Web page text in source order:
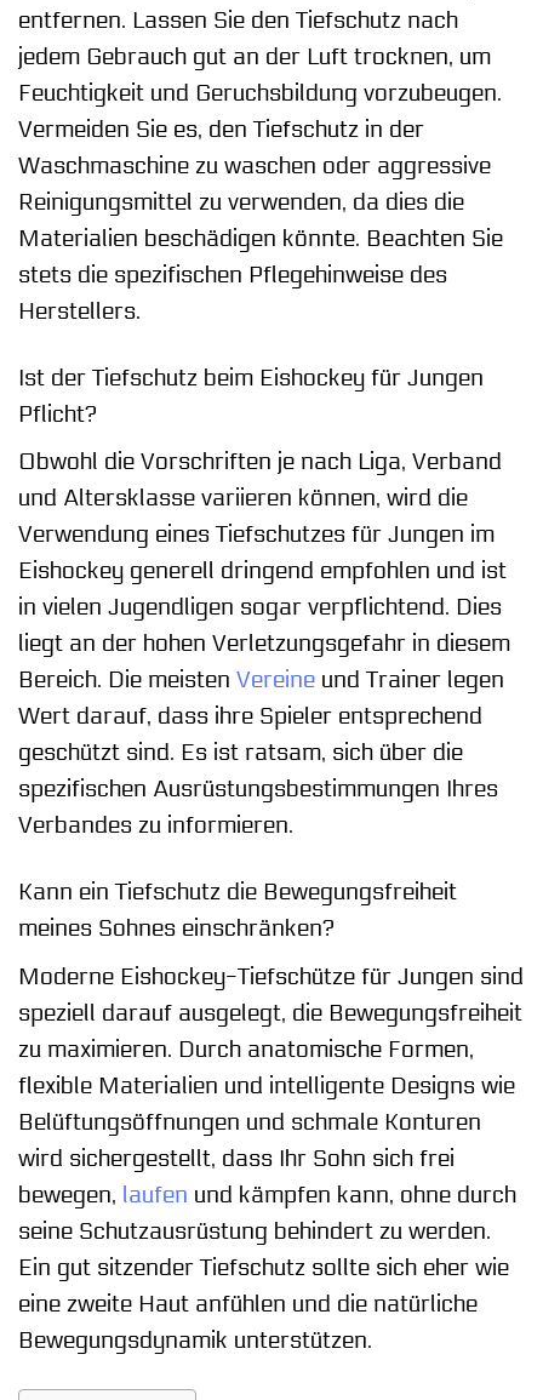
entfernen. Lassen Sie den Tiefschutz nach
jedem Gebrauch gut an der Luft trocknen, um
Feuchtigkeit und Geruchsbildung vorzubeugen.
Vermeiden Sie es, den Tiefschutz in der
Waschmaschine zu waschen oder aggressive
Reinigungsmittel zu verwenden, da dies die
Materialien beschädigen könnte. Beachten Sie
stets die spezifischen Pflegehinweise des
Herstellers.
Ist der Tiefschutz beim Eishockey für Jungen
Pflicht?
Obwohl die Vorschriften je nach Liga, Verband
und Altersklasse variieren können, wird die
Verwendung eines Tiefschutzes für Jungen im
Eishockey generell dringend empfohlen und ist
in vielen Jugendligen sogar verpflichtend. Dies
liegt an der hohen Verletzungsgefahr in diesem
Bereich. Die meisten Vereine und Trainer legen
Wert darauf, dass ihre Spieler entsprechend
geschützt sind. Es ist ratsam, sich über die
spezifischen Ausrüstungsbestimmungen Ihres
Verbandes zu informieren.
Kann ein Tiefschutz die Bewegungsfreiheit
meines Sohnes einschränken?
Moderne Eishockey-Tiefschütze für Jungen sind
speziell darauf ausgelegt, die Bewegungsfreiheit
zu maximieren. Durch anatomische Formen,
flexible Materialien und intelligente Designs wie
Belüftungsöffnungen und schmale Konturen
wird sichergestellt, dass Ihr Sohn sich frei
bewegen, laufen und kämpfen kann, ohne durch
seine Schutzausrüstung behindert zu werden.
Ein gut sitzender Tiefschutz sollte sich eher wie
eine zweite Haut anfühlen und die natürliche
Bewegungsdynamik unterstützen.